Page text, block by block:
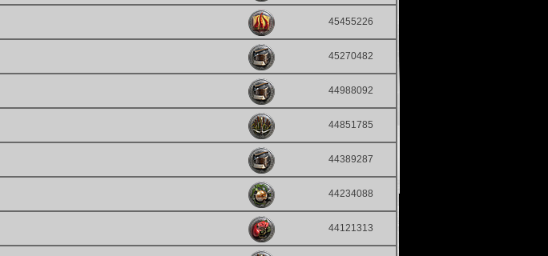
45455226
45270482
44988092
44851785
44389287
44234088
44121313